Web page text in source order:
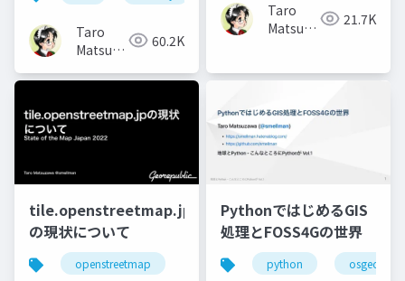
Taro
Matsuzawa
btm
60.2K
Taro
Matsuzawa 21.7K
tile.openstreetmap.jp
の現状について
openstreetmap
PythonではじめるGIS
処理とFOSS4Gの世界
python osgeo